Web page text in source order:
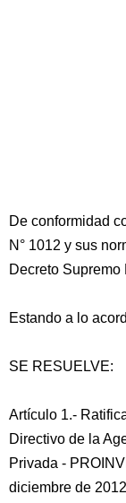
De conformidad
N° 1012 y sus
Decreto Supremo
Estando a lo
SE RESUELVE:
Artículo 1.-
Directivo de la
Privada -
diciembre de